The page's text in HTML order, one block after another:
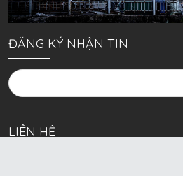
ĐĂNG KÝ NHẬN TIN
LIÊN HỆ